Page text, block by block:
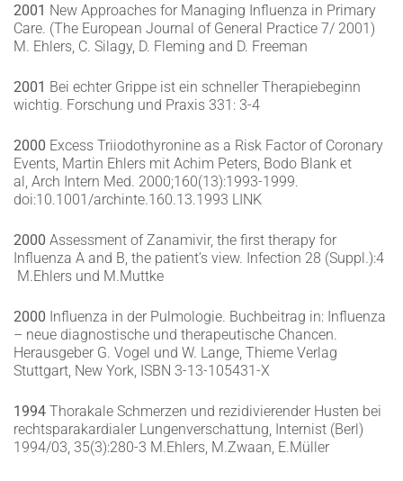
2001 New Approaches for Managing Influenza in Primary
Care. (The European Journal of General Practice 7/ 2001)
M. Ehlers, C. Silagy, D. Fleming and D. Freeman
2001 Bei echter Grippe ist ein schneller Therapiebeginn
wichtig. Forschung und Praxis 331: 3-4
2000 Excess Triiodothyronine as a Risk Factor of Coronary
Events, Martin Ehlers mit Achim Peters, Bodo Blank et
al, Arch Intern Med. 2000;160(13):1993-1999.
doi:10.1001/archinte.160.13.1993 LINK
2000 Assessment of Zanamivir, the first therapy for
Influenza A and B, the patient’s view. Infection 28 (Suppl.):4
M.Ehlers und M.Muttke
2000 Influenza in der Pulmologie. Buchbeitrag in: Influenza
– neue diagnostische und therapeutische Chancen.
Herausgeber G. Vogel und W. Lange, Thieme Verlag
Stuttgart, New York, ISBN 3-13-105431-X
1994 Thorakale Schmerzen und rezidivierender Husten bei
rechtsparakardialer Lungenverschattung, Internist (Berl)
1994/03, 35(3):280-3 M.Ehlers, M.Zwaan, E.Müller